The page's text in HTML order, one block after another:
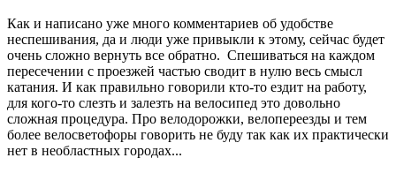
Как и написано уже много комментариев об удобстве
неспешивания, да и люди уже привыкли к этому, сейчас будет
очень сложно вернуть все обратно. Спешиваться на каждом
пересечении с проезжей частью сводит в нулю весь смысл
катания. И как правильно говорили кто-то ездит на работу,
для кого-то слезть и залезть на велосипед это довольно
сложная процедура. Про велодорожки, велопереезды и тем
более велосветофоры говорить не буду так как их практически
нет в необластных городах...